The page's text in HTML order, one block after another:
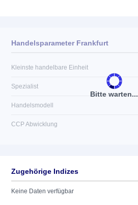
Bitte warten...
Handelsparameter Frankfurt
Kleinste handelbare Einheit
Spezialist
Handelsmodell
CCP Abwicklung
Zugehörige Indizes
Keine Daten verfügbar